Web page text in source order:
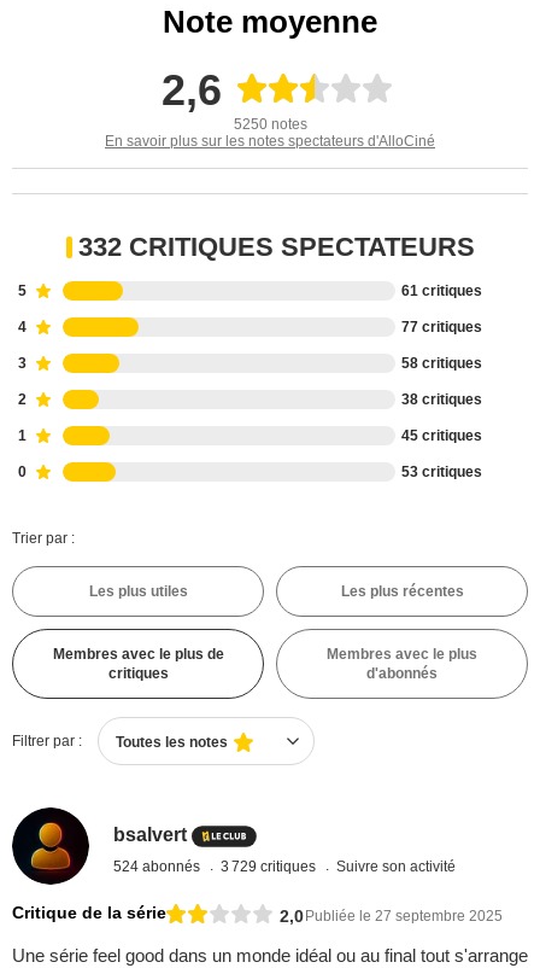
Note moyenne
2,6
5250 notes
En savoir plus sur les notes spectateurs d'AlloCiné
332 CRITIQUES SPECTATEURS
5 61 critiques
4 77 critiques
3 58 critiques
2 38 critiques
1 45 critiques
0 53 critiques
Trier par :
Les plus utiles Les plus récentes
Membres avec le plus de
critiques
Membres avec le plus
d'abonnés
Filtrer par : Toutes les notes
bsalvert
524 abonnés 3 729 critiques Suivre son activité
Critique de la série 2,0Publiée le 27 septembre 2025
Une série feel good dans un monde idéal ou au final tout s'arrange